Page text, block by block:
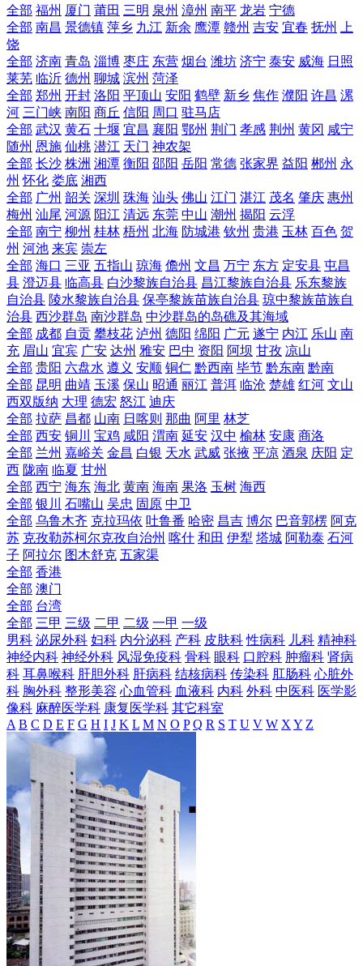
全部 福州 厦门 莆田 三明 泉州 漳州 南平 龙岩 宁德
全部 南昌 景德镇 萍乡 九江 新余 鹰潭 赣州 吉安 宜春 抚州
上
饶
全部 济南 青岛 淄博 枣庄 东营 烟台 潍坊 济宁 泰安 威海 日照
莱芜 临沂 德州 聊城 滨州 菏泽
全部 郑州 开封 洛阳 平顶山 安阳 鹤壁 新乡 焦作 濮阳 许昌 漯
河 三门峡 南阳 商丘 信阳 周口 驻马店
全部 武汉 黄石 十堰 宜昌 襄阳 鄂州 荆门 孝感 荆州 黄冈 咸宁
随州 恩施 仙桃 潜江 天门 神农架
全部 长沙 株洲 湘潭 衡阳 邵阳 岳阳 常德 张家界 益阳 郴州 永
州 怀化 娄底 湘西
全部 广州 韶关 深圳 珠海 汕头 佛山 江门 湛江 茂名 肇庆 惠州
梅州 汕尾 河源 阳江 清远 东莞 中山 潮州 揭阳 云浮
全部 南宁 柳州 桂林 梧州 北海 防城港 钦州 贵港 玉林 百色 贺
州 河池 来宾 崇左
全部 海口 三亚 五指山 琼海 儋州 文昌 万宁 东方 定安县 屯昌
县 澄迈县 临高县 白沙黎族自治县 昌江黎族自治县 乐东黎族
自治县 陵水黎族自治县 保亭黎族苗族自治县 琼中黎族苗族自
治县 西沙群岛 南沙群岛 中沙群岛的岛礁及其海域
全部 成都 自贡 攀枝花 泸州 德阳 绵阳 广元 遂宁 内江 乐山 南
充 眉山 宜宾 广安 达州 雅安 巴中 资阳 阿坝 甘孜 凉山
全部 贵阳 六盘水 遵义 安顺 铜仁 黔西南 毕节 黔东南 黔南
全部 昆明 曲靖 玉溪 保山 昭通 丽江 普洱 临沧 楚雄 红河 文山
西双版纳 大理 德宏 怒江 迪庆
全部 拉萨 昌都 山南 日喀则 那曲 阿里 林芝
全部 西安 铜川 宝鸡 咸阳 渭南 延安 汉中 榆林 安康 商洛
全部 兰州 嘉峪关 金昌 白银 天水 武威 张掖 平凉 酒泉 庆阳 定
西 陇南 临夏 甘州
全部 西宁 海东 海北 黄南 海南 果洛 玉树 海西
全部 银川 石嘴山 吴忠 固原 中卫
全部 乌鲁木齐 克拉玛依 吐鲁番 哈密 昌吉 博尔 巴音郭楞 阿克
苏 克孜勒苏柯尔克孜自治州 喀什 和田 伊犁 塔城 阿勒泰 石河
子 阿拉尔 图木舒克 五家渠
全部 香港
全部 澳门
全部 台湾
全部 三甲 三级 二甲 二级 一甲 一级
男科 泌尿外科 妇科 内分泌科 产科 皮肤科 性病科 儿科 精神科
神经内科 神经外科 风湿免疫科 骨科 眼科 口腔科 肿瘤科 肾病
科 耳鼻喉科 肝胆外科 肝病科 结核病科 传染科 肛肠科 心脏外
科 胸外科 整形美容 心血管科 血液科 内科 外科 中医科 医学影
像科 麻醉医学科 康复医学科 其它科室
A B C D E F G H I J K L M N O P Q R S T U V W X Y Z